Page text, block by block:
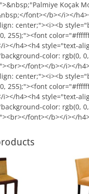
Koçak
font></b></i></
center;"><i><b
255);"><font
i></h4><h4 style="text-
color: rgb(0,
font></b></i></
center;"><i><b
255);"><font
i></h4><h4 style="text-
color: rgb(0,
font></b></i></